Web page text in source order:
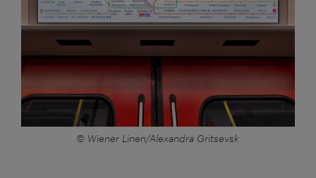
© Wiener Linen/Alexandra Gritsevsk